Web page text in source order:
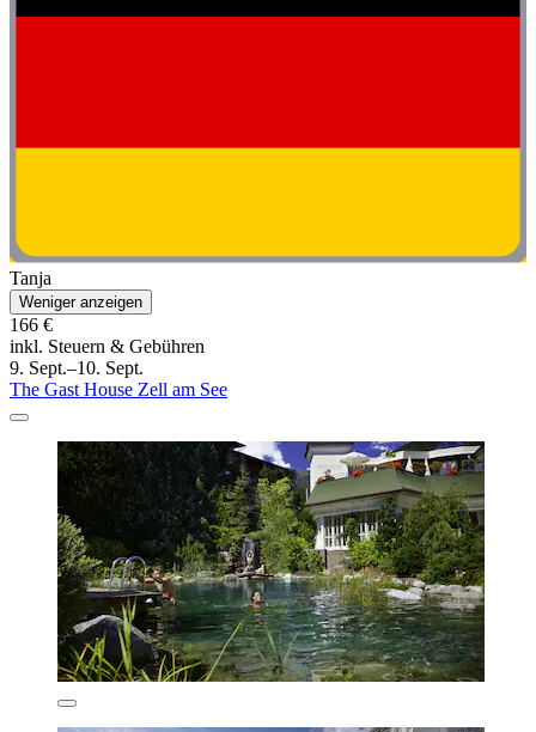
Tanja
Weniger anzeigen
166 €
inkl. Steuern & Gebühren
9. Sept.–10. Sept.
The Gast House Zell am See